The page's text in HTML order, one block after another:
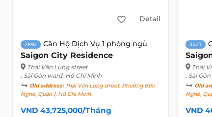
Detail
2892 Căn Hộ Dịch Vụ 1 phòng ngủ
Saigon City Residence
Thái Văn Lung street
, Sài Gòn ward, Hồ Chí Minh
Old address:Thái Văn Lung street, Phường Bến
Nghé, Quận 1, Hồ Chí Minh
VND 43,725,000/Tháng
3427
Thái
, Sài
Old
Nghé,
VND